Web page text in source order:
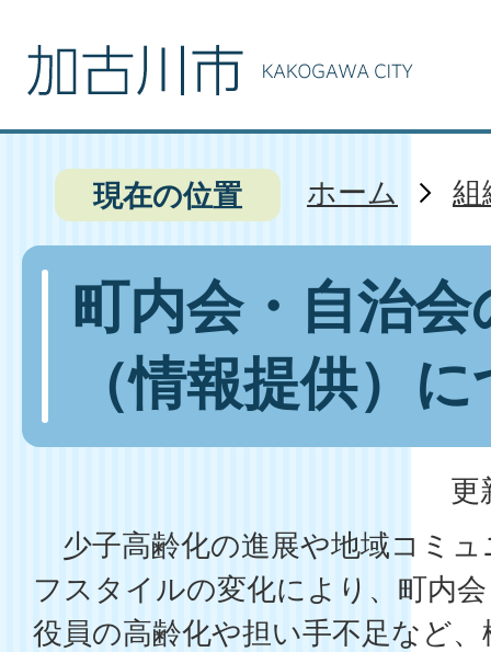
現在の位置 ホーム 組
町内会・自治
（情報提供）
更
少子高齢化の進展や地域コミ
フスタイルの変化により、町内
役員の高齢化や担い手不足など